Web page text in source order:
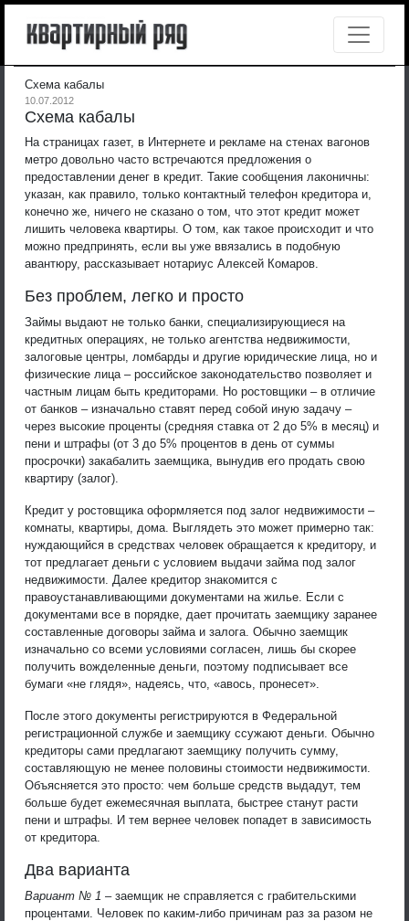
Схема кабалы
10.07.2012
Схема кабалы
На страницах газет, в Интернете и рекламе на стенах вагонов
метро довольно часто встречаются предложения о
предоставлении денег в кредит. Такие сообщения лаконичны:
указан, как правило, только контактный телефон кредитора и,
конечно же, ничего не сказано о том, что этот кредит может
лишить человека квартиры. О том, как такое происходит и что
можно предпринять, если вы уже ввязались в подобную
авантюру, рассказывает нотариус Алексей Комаров.
Без проблем, легко и просто
Займы выдают не только банки, специализирующиеся на
кредитных операциях, не только агентства недвижимости,
залоговые центры, ломбарды и другие юридические лица, но и
физические лица – российское законодательство позволяет и
частным лицам быть кредиторами. Но ростовщики – в отличие
от банков – изначально ставят перед собой иную задачу –
через высокие проценты (средняя ставка от 2 до 5% в месяц) и
пени и штрафы (от 3 до 5% процентов в день от суммы
просрочки) закабалить заемщика, вынудив его продать свою
квартиру (залог).
Кредит у ростовщика оформляется под залог недвижимости –
комнаты, квартиры, дома. Выглядеть это может примерно так:
нуждающийся в средствах человек обращается к кредитору, и
тот предлагает деньги с условием выдачи займа под залог
недвижимости. Далее кредитор знакомится с
правоустанавливающими документами на жилье. Если с
документами все в порядке, дает прочитать заемщику заранее
составленные договоры займа и залога. Обычно заемщик
изначально со всеми условиями согласен, лишь бы скорее
получить вожделенные деньги, поэтому подписывает все
бумаги «не глядя», надеясь, что, «авось, пронесет».
После этого документы регистрируются в Федеральной
регистрационной службе и заемщику ссужают деньги. Обычно
кредиторы сами предлагают заемщику получить сумму,
составляющую не менее половины стоимости недвижимости.
Объясняется это просто: чем больше средств выдадут, тем
больше будет ежемесячная выплата, быстрее станут расти
пени и штрафы. И тем вернее человек попадет в зависимость
от кредитора.
Два варианта
Вариант № 1 – заемщик не справляется с грабительскими
процентами. Человек по каким-либо причинам раз за разом не